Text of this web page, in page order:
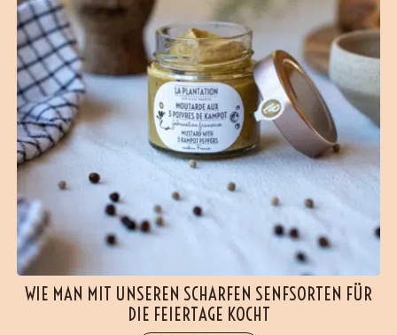
WIE MAN MIT UNSEREN SCHARFEN SENFSORTEN FÜR
DIE FEIERTAGE KOCHT